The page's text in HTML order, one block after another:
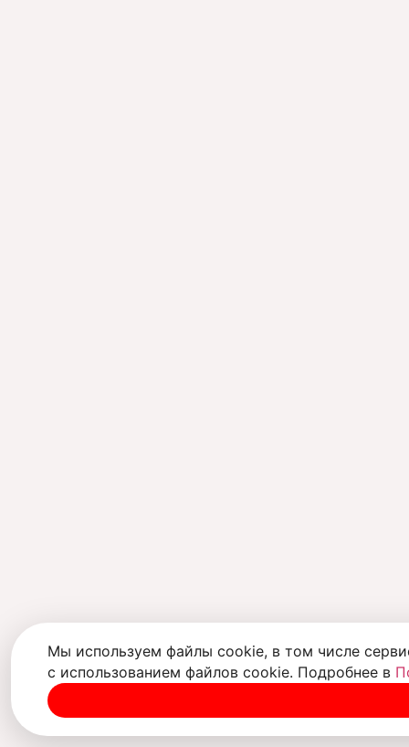
Мы используем файлы cookie, в том числе
с использованием файлов cookie. Подробнее в